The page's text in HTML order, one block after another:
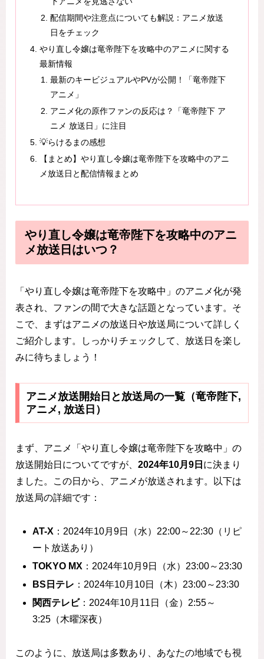
配信期間や注意点についても解説：アニメ放送
日をチェック
やり直し令嬢は竜帝陛下を攻略中のアニメに関する
最新情報
最新のキービジュアルやPVが公開！「竜帝陛下
アニメ」
アニメ化の原作ファンの反応は？「竜帝陛下 ア
ニメ 放送日」に注目
💡らけるまの感想
【まとめ】やり直し令嬢は竜帝陛下を攻略中のアニ
メ放送日と配信情報まとめ
やり直し令嬢は竜帝陛下を攻略中のアニ
メ放送日はいつ？
「やり直し令嬢は竜帝陛下を攻略中」のアニメ化が発
表され、ファンの間で大きな話題となっています。そ
こで、まずはアニメの放送日や放送局について詳しく
ご紹介します。しっかりチェックして、放送日を楽し
みに待ちましょう！
アニメ放送開始日と放送局の一覧（竜帝陛下,
アニメ, 放送日）
まず、アニメ「やり直し令嬢は竜帝陛下を攻略中」の
放送開始日についてですが、 2024年10月9日 に決まり
ました。この日から、アニメが放送されます。以下は
放送局の詳細です：
AT-X ：2024年10月9日（水）22:00～22:30（リピ
ート放送あり）
TOKYO MX ：2024年10月9日（水）23:00～23:30
BS日テレ ：2024年10月10日（木）23:00～23:30
関西テレビ：2024年10月11日（金）2:55～
3:25（木曜深夜）
このように、放送局は多数あり、あなたの地域でも視